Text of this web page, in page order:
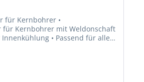
Kernbohrer •
für Kernbohrer mit Weldonschaft
• Passend für alle